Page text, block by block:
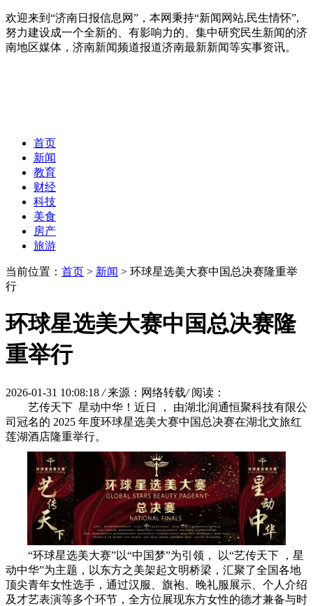
欢迎来到“济南日报信息网”，本网秉持“新闻网站,民生情怀”,
努力建设成一个全新的、有影响力的、集中研究民生新闻的济
南地区媒体，济南新闻频道报道济南最新新闻等实事资讯。
首页
新闻
教育
财经
科技
美食
房产
旅游
当前位置： 首页 > 新闻 > 环球星选美大赛中国总决赛隆重举
行
环球星选美大赛中国总决赛隆
重举行
2026-01-31 10:08:18 / 来源：网络转载/ 阅读：
艺传天下 星动中华！近日 ， 由湖北润通恒聚科技有限公
司冠名的 2025 年度环球星选美大赛中国总决赛在湖北文旅红
莲湖酒店隆重举行。
“环球星选美大赛”以“中国梦”为引领， 以“艺传天下 ，星
动中华”为主题，以东方之美架起文明桥梁，汇聚了全国各地
顶尖青年女性选手，通过汉服、旗袍、晚礼服展示、个人介绍
及才艺表演等多个环节，全方位展现东方女性的德才兼备与时